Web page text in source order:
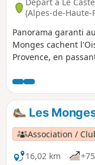
(Alpes-de-Haute-
Panorama garanti
Monges cachent
Provence, en
Blanche du côté de
méditerranéenne
Les
Association /
16,02 km